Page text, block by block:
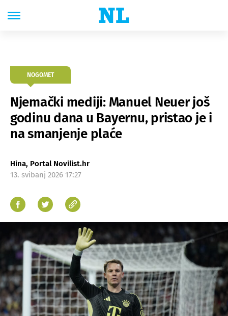
NOGOMET
Njemački mediji: Manuel Neuer još
godinu dana u Bayernu, pristao je i
na smanjenje plaće
Hina, Portal Novilist.hr
13. svibanj 2026 17:27